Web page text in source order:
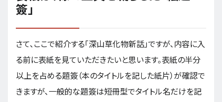
簽」
さて、ここで紹介する「深山草化物新話」ですが、内容に入
る前に表紙を見ていただきたいと思います。表紙の半分
以上を占める題簽（本のタイトルを記した紙片）が確認で
きますが、一般的な題簽は短冊型でタイトル名だけを記